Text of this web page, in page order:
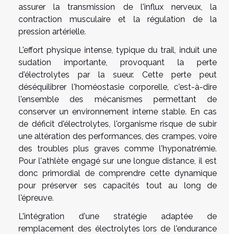
assurer la transmission de l'influx nerveux, la
contraction musculaire et la régulation de la
pression artérielle.
L'effort physique intense, typique du trail, induit une
sudation importante, provoquant la perte
d'électrolytes par la sueur. Cette perte peut
déséquilibrer l'homéostasie corporelle, c'est-à-dire
l'ensemble des mécanismes permettant de
conserver un environnement interne stable. En cas
de déficit d'électrolytes, l'organisme risque de subir
une altération des performances, des crampes, voire
des troubles plus graves comme l'hyponatrémie.
Pour l'athlète engagé sur une longue distance, il est
donc primordial de comprendre cette dynamique
pour préserver ses capacités tout au long de
l'épreuve.
L'intégration d'une stratégie adaptée de
remplacement des électrolytes lors de l'endurance